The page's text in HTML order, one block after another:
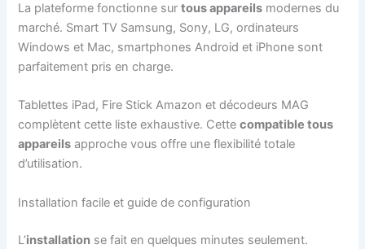
La plateforme fonctionne surtous appareils modernes du
marché. Smart TV Samsung, Sony, LG, ordinateurs
Windows et Mac, smartphones Android et iPhone sont
parfaitement pris en charge.
Tablettes iPad, Fire Stick Amazon et décodeurs MAG
complètent cette liste exhaustive. Cettecompatible tous
appareils approche vous offre une flexibilité totale
d’utilisation.
Installation facile et guide de configuration
L’installation se fait en quelques minutes seulement.